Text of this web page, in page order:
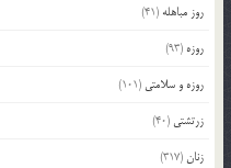
روز مباهله (41)
روزه (93)
روزه و سلامتی (101)
زرتشتی (40)
زنان(317)